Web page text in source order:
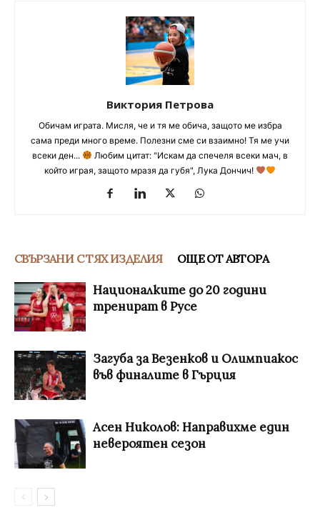
Виктория Петрова
Обичам играта. Мисля, че и тя ме обича, защото ме избра
сама преди много време. Полезни сме си взаимно! Тя ме учи
всеки ден...
Любим цитат: "Искам да спечеля всеки мач, в
който играя, защото мразя да губя", Лука Дончич!
СВЪРЗАНИ С ТЯХ ИЗДЕЛИЯ ОЩЕ ОТ АВТОРА
Националките до 20 години
тренират в Русе
Загуба за Везенков и Олимпиакос
във финалите в Гърция
Асен Николов: Направихме един
невероятен сезон